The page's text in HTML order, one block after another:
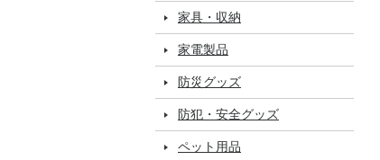
家具・収納
家電製品
防災グッズ
防犯・安全グッズ
ペット用品